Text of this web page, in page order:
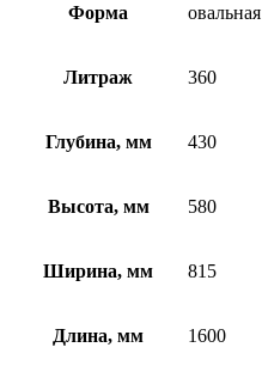
Форма овальная
Литраж 360
Глубина, мм 430
Высота, мм 580
Ширина, мм 815
Длина, мм 1600